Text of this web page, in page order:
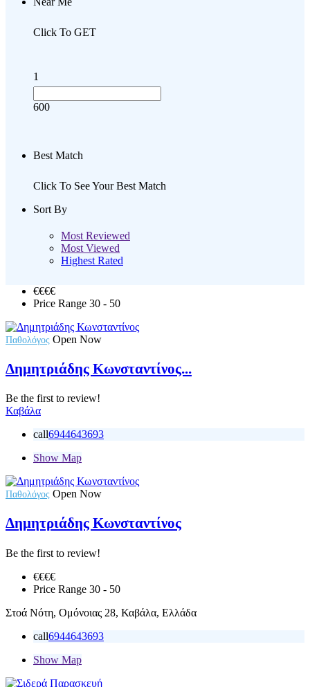
Click To GET
1
600
Best Match
Click To See Your Best Match
Sort By
Most Reviewed
Most Viewed
Highest Rated
€€€€
Price Range 30 - 50
Παθολόγος Open Now
Δημητριάδης Κωνσταντίνος...
Be the first to review!
Καβάλα
call6944643693
Show Map
Παθολόγος Open Now
Δημητριάδης Κωνσταντίνος
Be the first to review!
€€€€
Price Range 30 - 50
Στοά Νότη, Ομόνοιας 28, Καβάλα, Ελλάδα
call6944643693
Show Map